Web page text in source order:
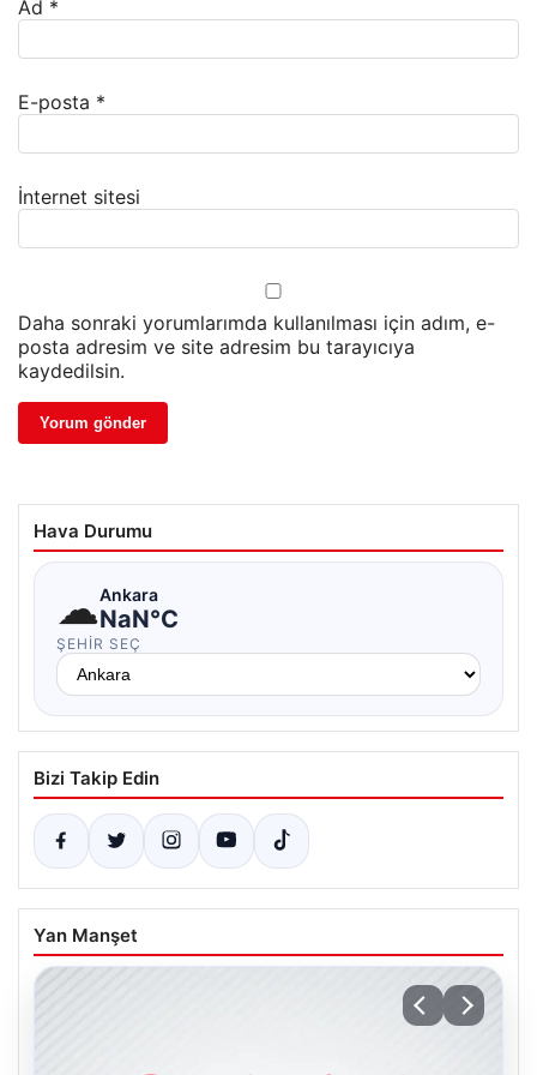
Ad *
E-posta *
İnternet sitesi
Daha sonraki yorumlarımda kullanılması için adım, e-
posta adresim ve site adresim bu tarayıcıya
kaydedilsin.
Hava Durumu
☁Ankara
NaN°C
ŞEHIR SEÇ
Bizi Takip Edin
Yan Manşet